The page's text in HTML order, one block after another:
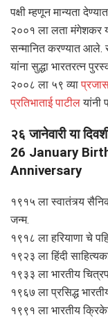
पक्षी म्हणून मान्यता
२००१ ला लता मंगेशकर
सन्मानित करण्यात आले.
यांना सुद्धा भारतरत्न
२००८ ला ५९ व्या
प्रतिभाताई पाटीलयांनी
२६ जानेवारी या
26 January
Anniversary
१९१५ ला स्वातंत्र्य
जन्म.
१९१८ ला हरियाणा चे
१९२३ ला हिंदी
१९३३ ला भारतीय
१९६७ ला प्रसिद्ध
१९९१ ला भारतीय